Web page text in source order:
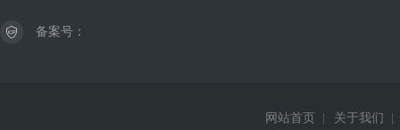
备案号：
网站首页 关于我们